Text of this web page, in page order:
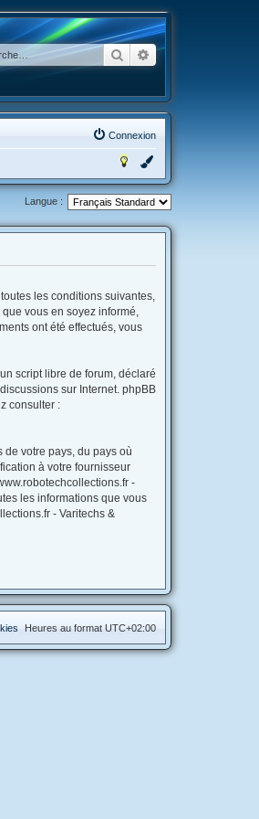
RechercherRecherche avancée
Connexion
Langue :
les conditions suivantes,
vous en soyez informé,
ont été effectués, vous
script libre de forum, déclaré
sur Internet. phpBB
consulter :
votre pays, du pays où
à votre fournisseur
-
les informations que vous
- Varitechs &
Heures au format UTC+02:00